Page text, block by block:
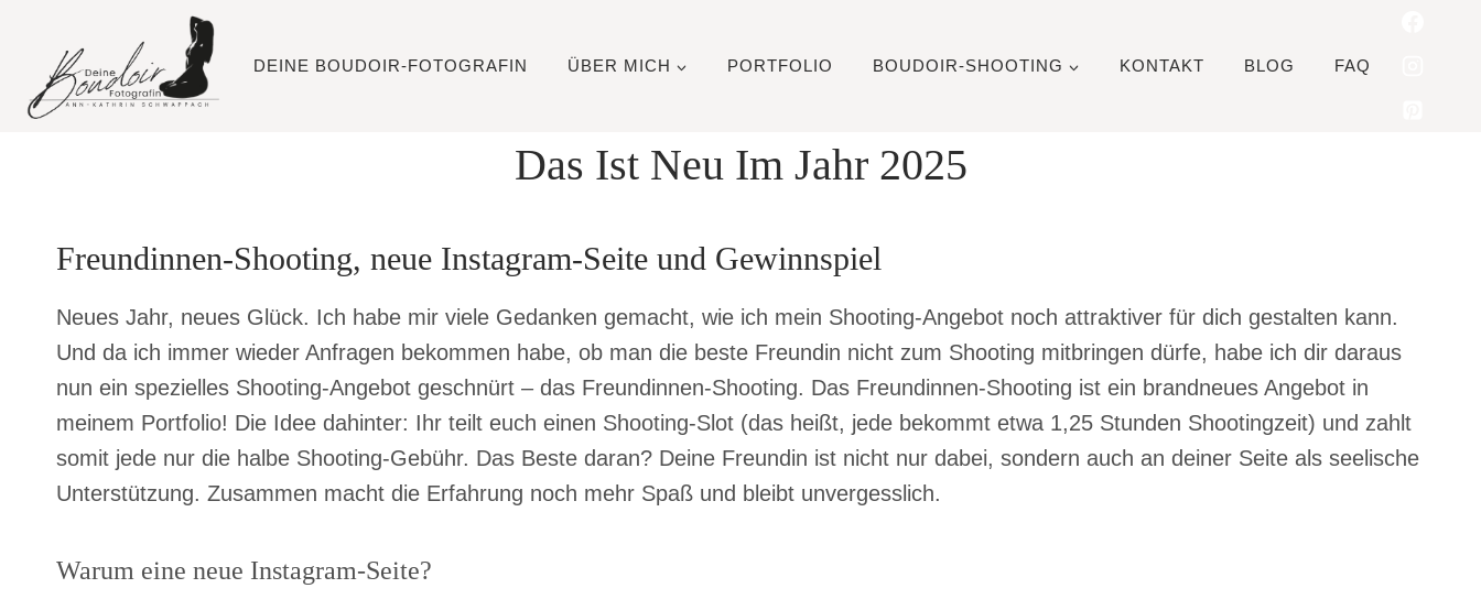
springen
DEINE BOUDOIR-FOTOGRAFIN ÜBER MICH PORTFOLIO BOUDOIR-SHOOTING KONTAKT BLOG FAQ
Das Ist Neu Im Jahr 2025
Freundinnen-Shooting, neue Instagram-Seite und Gewinnspiel
Neues Jahr, neues Glück. Ich habe mir viele Gedanken gemacht, wie ich mein Shooting-Angebot noch attraktiver für dich gestalten kann.
Und da ich immer wieder Anfragen bekommen habe, ob man die beste Freundin nicht zum Shooting mitbringen dürfe, habe ich dir daraus
nun ein spezielles Shooting-Angebot geschnürt – das Freundinnen-Shooting. Das Freundinnen-Shooting ist ein brandneues Angebot in
meinem Portfolio! Die Idee dahinter: Ihr teilt euch einen Shooting-Slot (das heißt, jede bekommt etwa 1,25 Stunden Shootingzeit) und zahlt
somit jede nur die halbe Shooting-Gebühr. Das Beste daran? Deine Freundin ist nicht nur dabei, sondern auch an deiner Seite als seelische
Unterstützung. Zusammen macht die Erfahrung noch mehr Spaß und bleibt unvergesslich.
Warum eine neue Instagram-Seite?